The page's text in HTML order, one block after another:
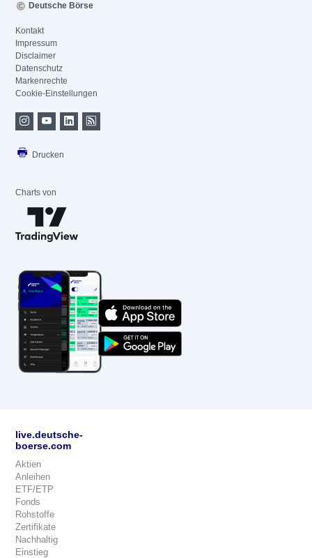
Deutsche Börse
Kontakt
Impressum
Disclaimer
Datenschutz
Markenrechte
Cookie-Einstellungen
Drucken
Charts von
live.deutsche-
boerse.com
Aktien
Anleihen
ETF/ETP
Fonds
Rohstoffe
Zertifikate
Nachhaltig
Einstieg